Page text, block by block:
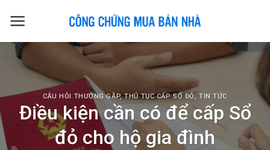
CÂU HỎI THƯỜNG GẶP,THỦ TỤC CẤP SỔ ĐỎ, TIN TỨC
Điều kiện cần có để cấp Sổ
đỏ cho hộ gia đình